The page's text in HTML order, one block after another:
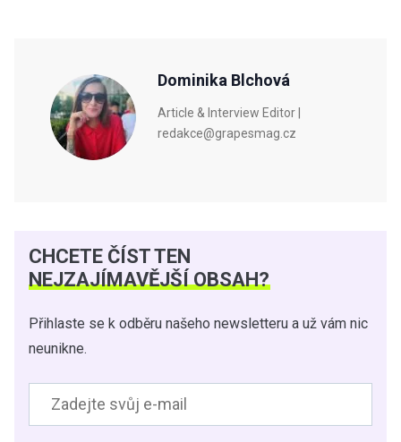
Dominika Blchová
Article & Interview Editor |
redakce@grapesmag.cz
CHCETE ČÍST TEN
NEJZAJÍMAVĚJŠÍ OBSAH?
Přihlaste se k odběru našeho newsletteru a už vám nic
neunikne.